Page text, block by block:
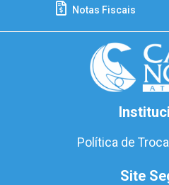
Notas Fiscais
Política de
Site